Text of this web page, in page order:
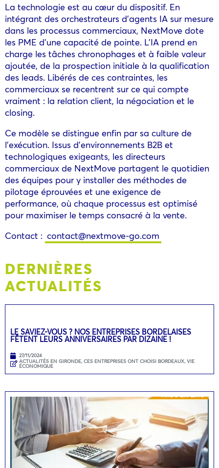
La technologie est au cœur du dispositif. En
intégrant des orchestrateurs d’agents IA sur mesure
dans les processus commerciaux, NextMove dote
les PME d’une capacité de pointe. L’IA prend en
charge les tâches chronophages et à faible valeur
ajoutée, de la prospection initiale à la qualification
des leads. Libérés de ces contraintes, les
commerciaux se recentrent sur ce qui compte
vraiment : la relation client, la négociation et le
closing.
Ce modèle se distingue enfin par sa culture de
l’exécution. Issus d’environnements B2B et
technologiques exigeants, les directeurs
commerciaux de NextMove partagent le quotidien
des équipes pour y installer des méthodes de
pilotage éprouvées et une exigence de
performance, où chaque processus est optimisé
pour maximiser le temps consacré à la vente.
Contact : contact@nextmove-go.com
DERNIÈRES
ACTUALITÉS
LE SAVIEZ-VOUS ? NOS ENTREPRISES BORDELAISES
FÊTENT LEURS ANNIVERSAIRES PAR DIZAINE !
27/11/2024
ACTUALITÉS EN GIRONDE, CES ENTREPRISES ONT CHOISI BORDEAUX, VIE
ÉCONOMIQUE